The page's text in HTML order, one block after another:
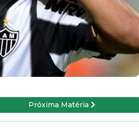
Próxima Matéria